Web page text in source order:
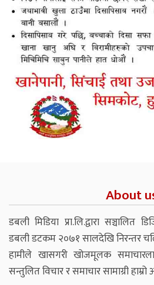
About
डबली मिडिया प्रा.लि.द्वारा
डबली डटकम २०७१ सालदेखि निरन्तर
हामीले खासगरी खोजमूलक
सन्तुलित विचार र समाचार सामाग्री